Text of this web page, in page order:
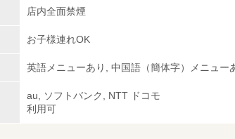
店内全面禁煙
お子様連れOK
英語メニューあり, 中国語（簡体字）メニュー
au, ソフトバンク, NTT ドコモ
利用可